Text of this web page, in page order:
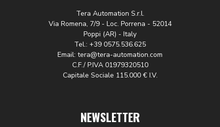
Tera Automation S.r.l.
Via Romena, 7/9 - Loc. Porrena - 52014
Poppi (AR) - Italy
Tel.: +39 0575.536.625
Email: tera@tera-automation.com
C.F./ P.IVA 01979320510
Capitale Sociale 115.000 € I.V.
NEWSLETTER